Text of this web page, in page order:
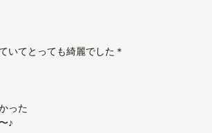
いてとっても綺麗でした＊
った
♪